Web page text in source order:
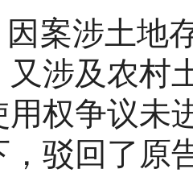
因案涉土
又涉及农村
用权争议未
，驳回了原